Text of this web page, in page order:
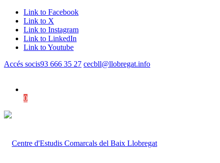
Link to Facebook
Link to X
Link to Instagram
Link to LinkedIn
Link to Youtube
Accés socis93 666 35 27 cecbll@llobregat.info
0